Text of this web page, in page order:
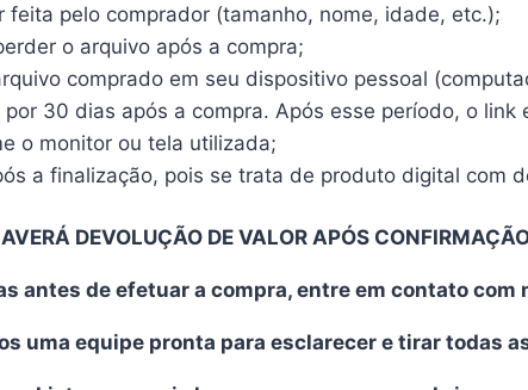
pelo comprador (tamanho, nome, idade, etc.);
o arquivo após a compra;
comprado em seu dispositivo pessoal
30 dias após a compra. Após esse período, o
o monitor ou tela utilizada;
a finalização, pois se trata de produto digital com
DEVOLUÇÃO DE VALOR APÓS
antes de efetuar a compra, entre em contato
uma equipe pronta para esclarecer e tirar todas